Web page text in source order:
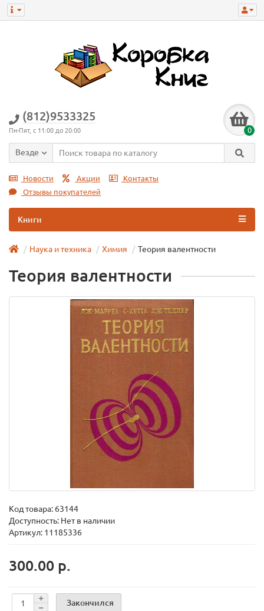
(812)9533325
Пн-Пят, с 11:00 до 20:00 0
Везде
Новости Акции
Контакты
Отзывы покупателей
Книги
Наука и техника Химия Теория валентности
Теория валентности
Код товара: 63144
Доступность: Нет в наличии
Артикул: 11185336
300.00 р.
Закончился